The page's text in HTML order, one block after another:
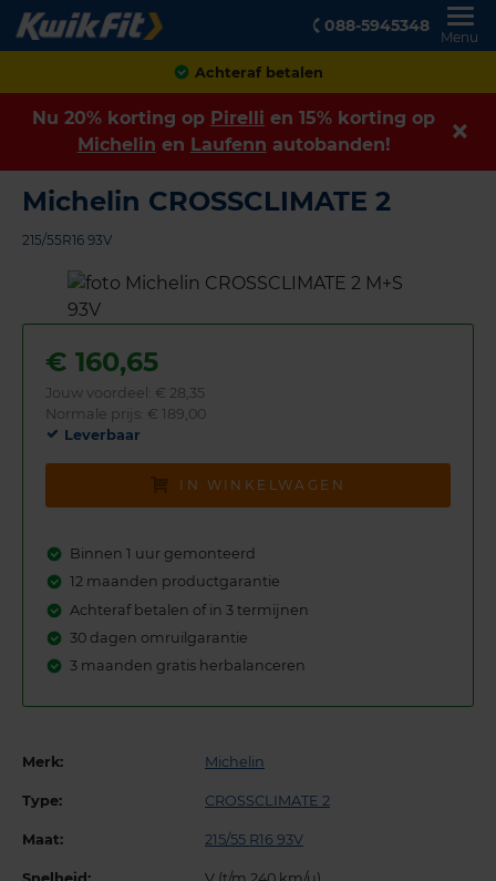
088-5945348
Menu
Klanten geven ons een
Nu 20% korting op Pirelli en 15% korting op
Michelin en Laufenn autobanden!
Michelin CROSSCLIMATE 2
215/55R16 93V
€ 160,65
Jouw voordeel: € 28,35
Normale prijs: € 189,00
Leverbaar
IN WINKELWAGEN
Binnen 1 uur gemonteerd
12 maanden productgarantie
Achteraf betalen of in 3 termijnen
30 dagen omruilgarantie
3 maanden gratis herbalanceren
Merk: Michelin
Type: CROSSCLIMATE 2
Maat: 215/55 R16 93V